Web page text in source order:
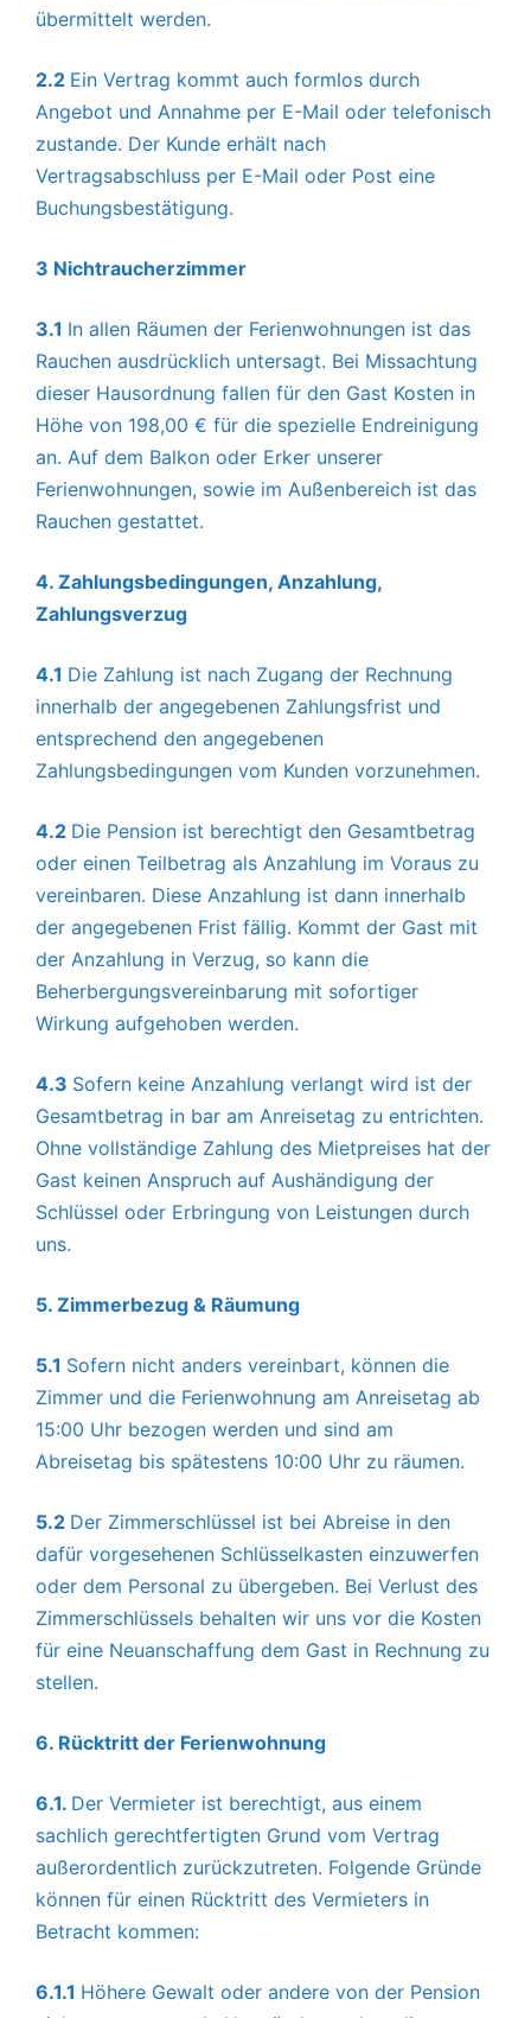
übermittelt werden.
2.2 Ein Vertrag kommt auch formlos durch
Angebot und Annahme per E-Mail oder telefonisch
zustande. Der Kunde erhält nach
Vertragsabschluss per E-Mail oder Post eine
Buchungsbestätigung.
3 Nichtraucherzimmer
3.1 In allen Räumen der Ferienwohnungen ist das
Rauchen ausdrücklich untersagt. Bei Missachtung
dieser Hausordnung fallen für den Gast Kosten in
Höhe von 198,00 € für die spezielle Endreinigung
an. Auf dem Balkon oder Erker unserer
Ferienwohnungen, sowie im Außenbereich ist das
Rauchen gestattet.
4. Zahlungsbedingungen, Anzahlung,
Zahlungsverzug
4.1 Die Zahlung ist nach Zugang der Rechnung
innerhalb der angegebenen Zahlungsfrist und
entsprechend den angegebenen
Zahlungsbedingungen vom Kunden vorzunehmen.
4.2 Die Pension ist berechtigt den Gesamtbetrag
oder einen Teilbetrag als Anzahlung im Voraus zu
vereinbaren. Diese Anzahlung ist dann innerhalb
der angegebenen Frist fällig. Kommt der Gast mit
der Anzahlung in Verzug, so kann die
Beherbergungsvereinbarung mit sofortiger
Wirkung aufgehoben werden.
4.3 Sofern keine Anzahlung verlangt wird ist der
Gesamtbetrag in bar am Anreisetag zu entrichten.
Ohne vollständige Zahlung des Mietpreises hat der
Gast keinen Anspruch auf Aushändigung der
Schlüssel oder Erbringung von Leistungen durch
uns.
5. Zimmerbezug & Räumung
5.1 Sofern nicht anders vereinbart, können die
Zimmer und die Ferienwohnung am Anreisetag ab
15:00 Uhr bezogen werden und sind am
Abreisetag bis spätestens 10:00 Uhr zu räumen.
5.2 Der Zimmerschlüssel ist bei Abreise in den
dafür vorgesehenen Schlüsselkasten einzuwerfen
oder dem Personal zu übergeben. Bei Verlust des
Zimmerschlüssels behalten wir uns vor die Kosten
für eine Neuanschaffung dem Gast in Rechnung zu
stellen.
6. Rücktritt der Ferienwohnung
6.1. Der Vermieter ist berechtigt, aus einem
sachlich gerechtfertigten Grund vom Vertrag
außerordentlich zurückzutreten. Folgende Gründe
können für einen Rücktritt des Vermieters in
Betracht kommen:
6.1.1 Höhere Gewalt oder andere von der Pension